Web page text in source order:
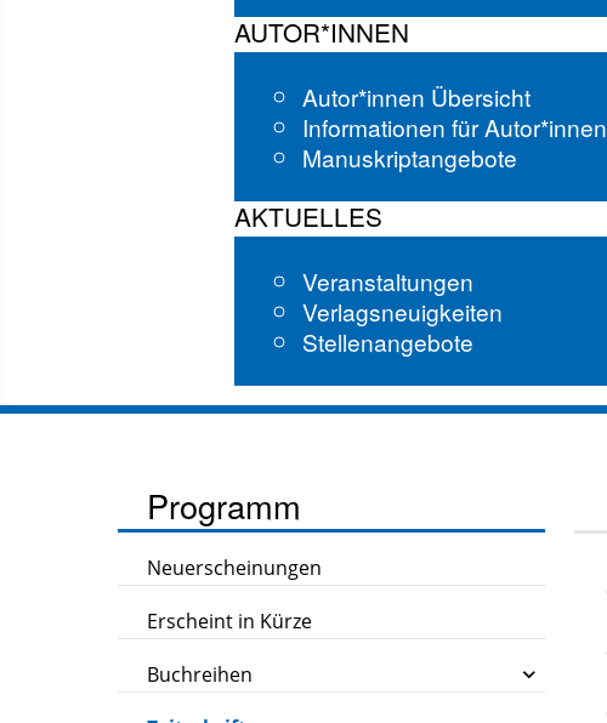
AUTOR*INNEN
Autor*innen Übersicht
Informationen für Autor*innen
Manuskriptangebote
AKTUELLES
Veranstaltungen
Verlagsneuigkeiten
Stellenangebote
Programm
Neuerscheinungen
Erscheint in Kürze
Buchreihen